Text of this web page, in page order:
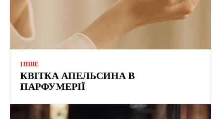
ІНШЕ
КВІТКА АПЕЛЬСИНА В
ПАРФУМЕРІЇ